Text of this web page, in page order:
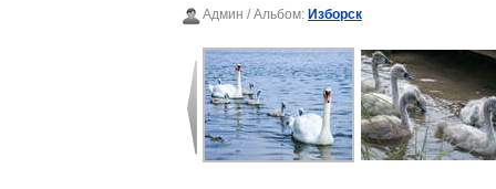
Админ / Альбом: Изборск